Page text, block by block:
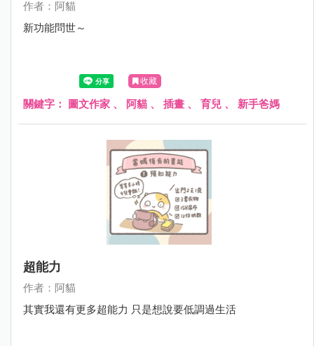
作者：阿貓
新功能問世～
收藏
關鍵字： 圖文作家 、 阿貓 、 插畫 、 育兒 、 新手爸媽
超能力
作者：阿貓
其實我還有更多超能力 只是想說要低調過生活